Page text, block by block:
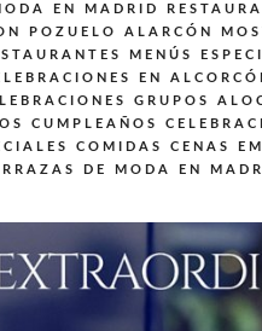
EN MADRID
POZUELO ALARCÓN
MENÚS
EN
GRUPOS
CUMPLEAÑOS
COMIDAS CENAS
DE MODA EN